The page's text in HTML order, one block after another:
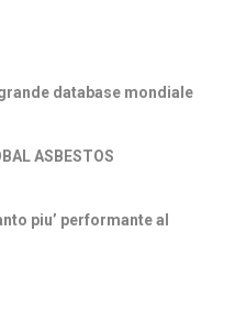
database mondiale
ASBESTOS
piu’ performante al